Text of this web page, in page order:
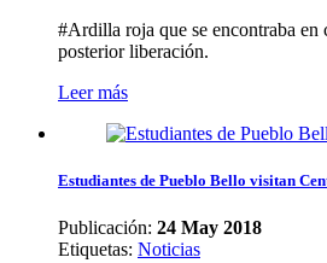
#Ardilla roja que se encontraba en
posterior liberación.
Leer más
Estudiantes de Pueblo Bello visitan
Publicación: 24 May 2018
Etiquetas: Noticias